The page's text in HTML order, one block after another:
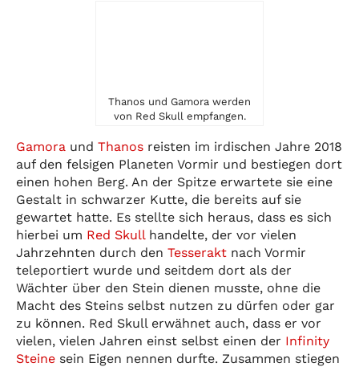
Thanos und Gamora werden
von Red Skull empfangen.
Gamora und Thanos reisten im irdischen Jahre 2018
auf den felsigen Planeten Vormir und bestiegen dort
einen hohen Berg. An der Spitze erwartete sie eine
Gestalt in schwarzer Kutte, die bereits auf sie
gewartet hatte. Es stellte sich heraus, dass es sich
hierbei um Red Skullhandelte, der vor vielen
Jahrzehnten durch den Tesserakt nach Vormir
teleportiert wurde und seitdem dort als der
Wächter über den Stein dienen musste, ohne die
Macht des Steins selbst nutzen zu dürfen oder gar
zu können. Red Skull erwähnet auch, dass er vor
vielen, vielen Jahren einst selbst einen der Infinity
Steine sein Eigen nennen durfte. Zusammen stiegen